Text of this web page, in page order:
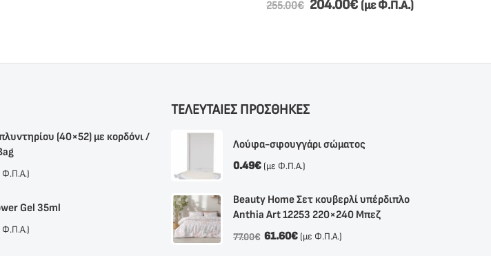
255.00€ 204.00€ (με Φ.Π.Α.)
(40×52) με κορδόνι /
Φ.Π.Α.)
Gel 35ml
Φ.Π.Α.)
ΤΕΛΕΥΤΑΙΕΣ ΠΡΟΣΘΗΚΕΣ
Λούφα-σφουγγάρι σώματος
0.49€ (με Φ.Π.Α.)
Beauty Home Σετ κουβερλί υπέρδιπλο
Anthia Αrt 12253 220×240 Μπεζ
77.00€ 61.60€ (με Φ.Π.Α.)